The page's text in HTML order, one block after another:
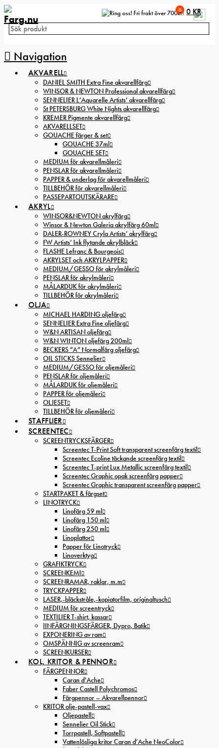
Fri frakt över 700kr!
Navigation
0 0 KR
AKVARELL
DANIEL SMITH Extra Fine akvarellfärg
WINSOR & NEWTON Professional akvarellfärg
SENNELIER L’Aquarelle Artists’ akvarellfärg
St PETERSBURG White Nights akvarellfärg
KREMER Pigmente akvarellfärg
AKVARELLSET
GOUACHE färger & set
GOUACHE 37ml
GOUACHE SET
MEDIUM för akvarellmåleri
PENSLAR för akvarellmåleri
PAPPER & underlag för akvarellmåleri
TILLBEHÖR för akvarellmåleri
PASSEPARTOUTSKÄRARE
AKRYL
WINSOR&NEWTON akrylfärg
Winsor & Newton Galeria akrylfärg 60ml
DALER-ROWNEY Cryla Artists’ akrylfärg
FW Artists’ Ink flytande akrylbläck
FLASHE Lefranc & Bourgeois
AKRYLSET och AKRYLPAPPER
MEDIUM/GESSO för akrylmåleri
PENSLAR för akrylmåleri
MÅLARDUK för akrylmåleri
TILLBEHÖR för akrylmåleri
OLJA
MICHAEL HARDING oljefärg
SENNELIER Extra Fine oljefärg
W&N ARTISAN oljefärg
W&N WINTON oljefärg 200ml
BECKERS ”A” Normalfärg oljefärg
OIL STICKS Sennelier
MEDIUM/GESSO för oljemåleri
PENSLAR för oljemåleri
MÅLARDUK för oljemåleri
PAPPER för oljemåleri
OLJESET
TILLBEHÖR för oljemåleri
STAFFLIER
SCREENTEC
SCREENTRYCKSFÄRGER
Screentec T-Print Soft transparent screenfärg textil
Screentec Ecoline täckande screenfärg textil
Screentec T-print Lux Metallic screenfärg textil
Screentec Graphic opak screenfärg papper
Screentec Graphic transparent screenfärg papper
STARTPAKET & färgset
LINOTRYCK
Linofärg 59 ml
Linofärg 150 ml
Linofärg 250 ml
Linoplattor
Papper för Linotryck
Linoverktyg
GRAFIKTRYCK
SCREENKEMI
SCREENRAMAR, raklar, m.m
TRYCKPAPPER
LASER,-bläckstråle,-kopiatorfilm, oríginaltusch
MEDIUM för screentryck
TEXTILIER T-shirt, kassar
IINFÄRGNINGSFÄRGER, Dypro, Batik
EXPONERING av ram
OMSPÄNNIG av screenram
SCREENKURSER
KOL, KRITOR & PENNOR
FÄRGPENNOR
Caran d’Ache
Faber Castell Polychromos
Färgpennor – Akvarellpennor
KRITOR olje-pastell-vax
Oljepastell
Sennelier Oil Stick
Torrpastell, Softpastell
Vattenlösliga kritor Caran d’Ache NeoColor